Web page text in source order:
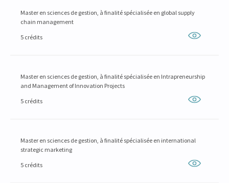
Master en sciences de gestion, à finalité spécialisée en global supply
chain management
5 crédits
Master en sciences de gestion, à finalité spécialisée en Intrapreneurship
and Management of Innovation Projects
5 crédits
Master en sciences de gestion, à finalité spécialisée en international
strategic marketing
5 crédits